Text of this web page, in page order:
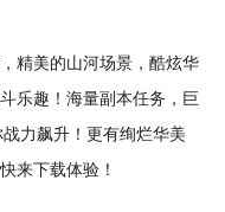
， 精美的山河场景， 酷炫华
乐趣！海量副本任务 ，巨
战力飙升！更有绚烂华美
来下载体验！